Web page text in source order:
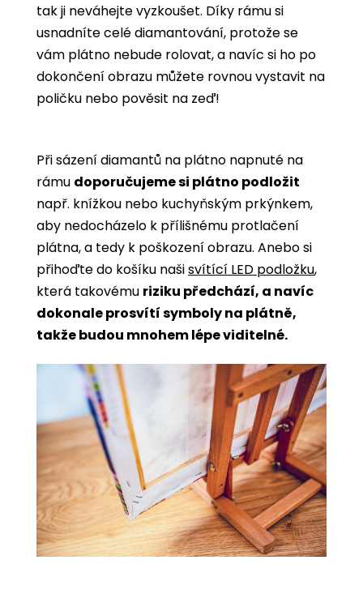
tak ji neváhejte vyzkoušet. Díky rámu si
usnadníte celé diamantování, protože se
vám plátno nebude rolovat, a navíc si ho po
dokončení obrazu můžete rovnou vystavit na
poličku nebo pověsit na zeď!
Při sázení diamantů na plátno napnuté na
rámu doporučujeme si plátno podložit
např. knížkou nebo kuchyňským prkýnkem,
aby nedocházelo k přílišnému protlačení
plátna, a tedy k poškození obrazu. Anebo si
přihoďte do košíku našisvítící LED podložku,
která takovému riziku předchází, a navíc
dokonale prosvítí symboly na plátně,
takže budou mnohem lépe viditelné.